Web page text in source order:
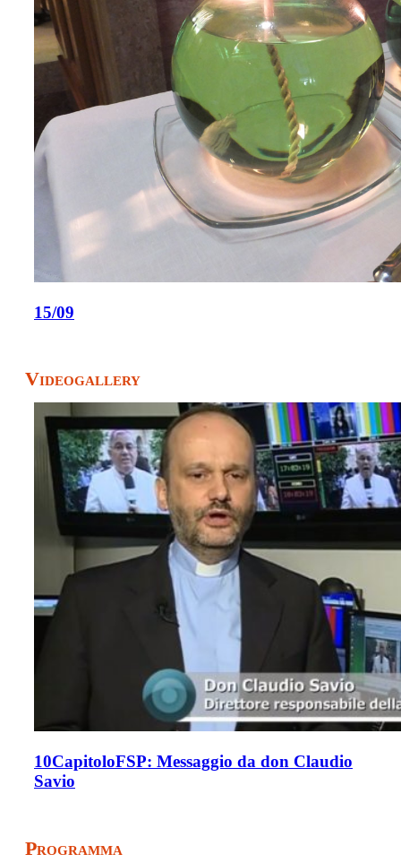
15/09
Videogallery
10CapitoloFSP: Messaggio da don Claudio
Savio
Programma